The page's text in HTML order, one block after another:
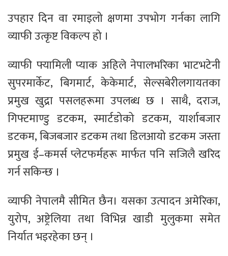
उपहार दिन वा रमाइलो क्षणमा उपभोग गर्नका लागि
व्याफी उत्कृष्ट विकल्प हो ।
व्याफी फ्यामिली प्याक अहिले नेपालभरिका भाटभटेनी
सुपरमार्केट, बिगमार्ट, केकेमार्ट, सेल्सबेरीलगायतका
प्रमुख खुद्रा पसलहरूमा उपलब्ध छ । साथै, दराज,
गिफ्टमाण्डु डटकम, स्मार्टडोको डटकम, यार्शाबजार
डटकम, बिजबजार डटकम तथा डिलआयो डटकम जस्ता
प्रमुख ई–कमर्स प्लेटफर्महरू मार्फत पनि सजिलै खरिद
गर्न सकिन्छ ।
व्याफी नेपालमै सीमित छैन। यसका उत्पादन अमेरिका,
युरोप, अष्ट्रेलिया तथा विभिन्न खाडी मुलुकमा समेत
निर्यात भइरहेका छन् ।